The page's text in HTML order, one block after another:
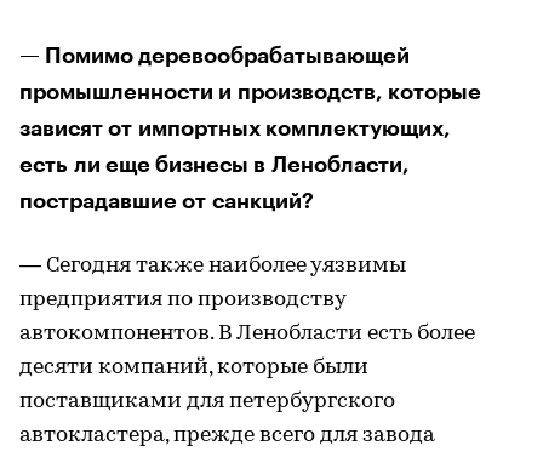
— Помимо деревообрабатывающей
промышленности и производств, которые
зависят от импортных комплектующих,
есть ли еще бизнесы в Ленобласти,
пострадавшие от санкций?
— Сегодня также наиболее уязвимы
предприятия по производству
автокомпонентов. В Ленобласти есть более
десяти компаний, которые были
поставщиками для петербургского
автокластера, прежде всего для завода